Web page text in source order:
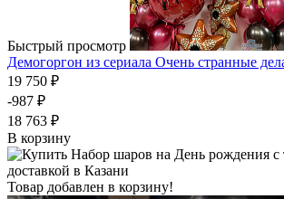
Быстрый просмотр
Демогоргон из сериала Очень странные
19 750 ₽
-987 ₽
18 763 ₽
В корзину
Товар добавлен в корзину!